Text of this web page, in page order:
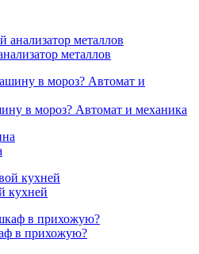
металлов
в мороз? Автомат и механика
кухней
в прихожую?